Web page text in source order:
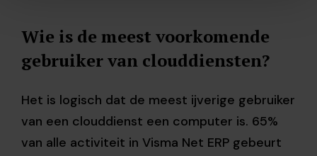
Wie is de meest voorkomende
gebruiker van clouddiensten?
Het is logisch dat de meest ijverige gebruiker
van een clouddienst een computer is. 65%
van alle activiteit in Visma Net ERP gebeurt